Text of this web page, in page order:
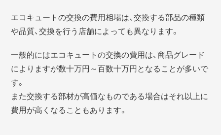
エコキュートの交換の費用相場は、交換する部品の種類
や品質、交換を行う店舗によっても異なります。
一般的にはエコキュートの交換の費用は、商品グレード
によりますが数十万円～百数十万円となることが多いで
す。
また交換する部材が高価なものである場合はそれ以上に
費用が高くなることもあります。